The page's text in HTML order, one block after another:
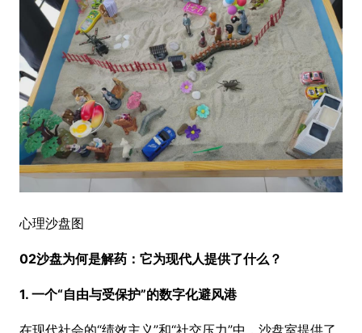
心理沙盘图
02沙盘为何是解药：它为现代人提供了什么？
1. 一个“自由与受保护”的数字化避风港
在现代社会的“绩效主义”和“社交压力”中，沙盘室提供了